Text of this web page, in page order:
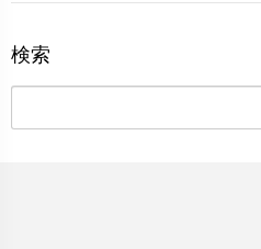
検索